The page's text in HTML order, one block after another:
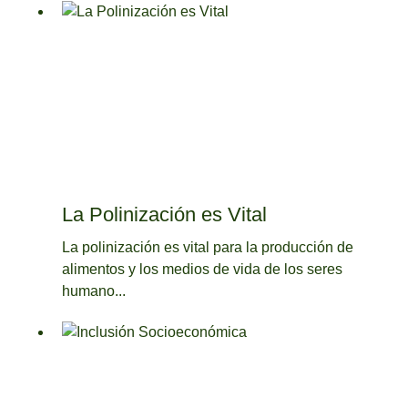
La Polinización es Vital
La polinización es vital para la producción de
alimentos y los medios de vida de los seres
humano...